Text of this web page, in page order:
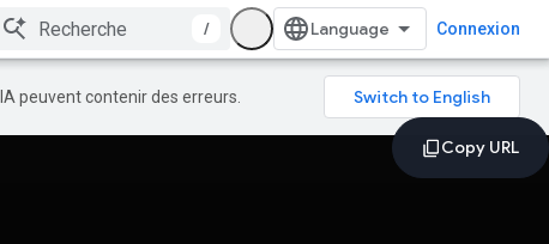
/ Connexion
peuvent contenir des erreurs.